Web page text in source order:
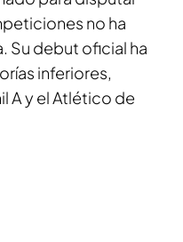
no ha
Su debut oficial ha
inferiores,
A y el Atlético de